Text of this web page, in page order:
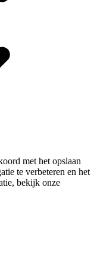
met het opslaan
te verbeteren en het
bekijk onze